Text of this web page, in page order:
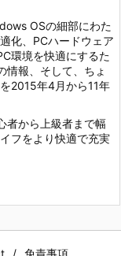
OSの細部にわた
化、PCハードウェア
環境を快適にするた
情報、そして、ちょ
2015年4月から11年
者から上級者まで幅
フをより快適で充実
免責事項